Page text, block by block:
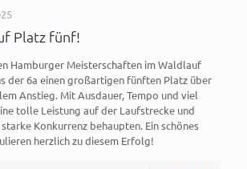
Platz fünf!
Hamburger Meisterschaften im Waldlauf
der 6a einen großartigen fünften Platz über
Anstieg. Mit Ausdauer, Tempo und viel
tolle Leistung auf der Laufstrecke und
Konkurrenz behaupten. Ein schönes
herzlich zu diesem Erfolg!